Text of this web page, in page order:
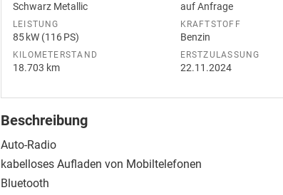
Schwarz Metallic auf Anfrage
LEISTUNG
85 kW (116 PS)
KRAFTSTOFF
Benzin
KILOMETERSTAND
18.703 km
ERSTZULASSUNG
22.11.2024
Beschreibung
Auto-Radio
kabelloses Aufladen von Mobiltelefonen
Bluetooth